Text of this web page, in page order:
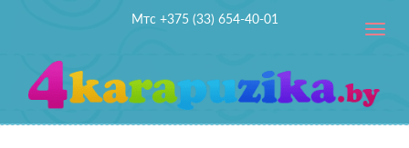
Мтс +375 (33) 654-40-01
Toggle